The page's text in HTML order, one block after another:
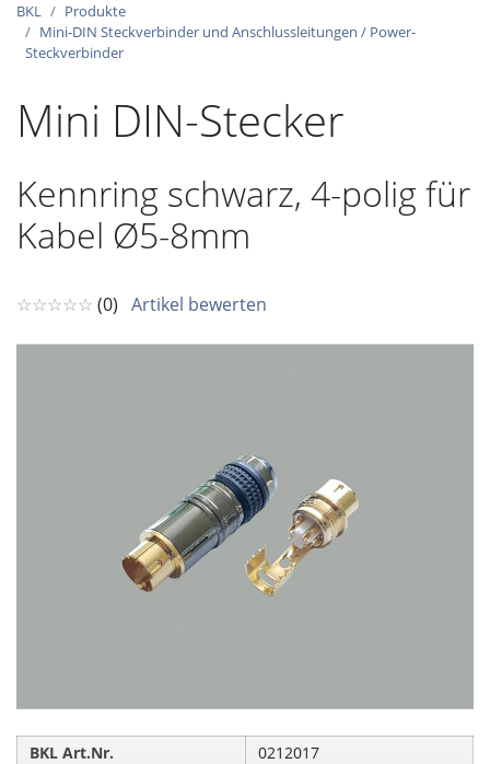
BKL
Produkte
Mini-DIN Steckverbinder und Anschlussleitungen / Power-
Steckverbinder
Mini DIN-Stecker
Kennring schwarz, 4-polig für
Kabel Ø5-8mm
☆☆☆☆☆ (0) Artikel bewerten
BKL Art.Nr.
0212017